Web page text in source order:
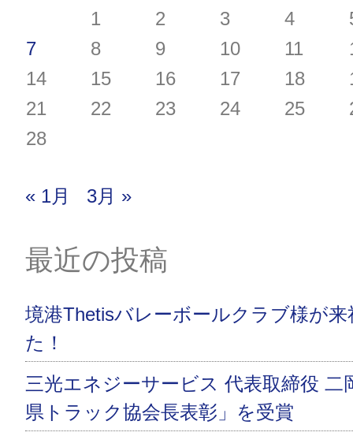
1 2 3 4
7
8 9 10 11
14
15 16 17 18
21
22 23 24 25
28
« 1月 3月 »
最近の投稿
境港Thetisバレーボールクラブ様が
た！
三光エネジーサービス 代表取締役 二
県トラック協会長表彰」を受賞